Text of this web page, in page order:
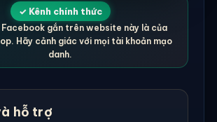
✓ Kênh chính thức
Facebook gắn trên website này là của
Hãy cảnh giác với mọi tài khoản mạo
danh.
hỗ trợ